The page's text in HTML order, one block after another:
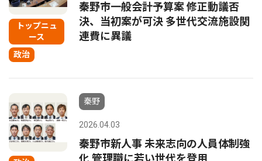
トップニュ
ース
政治
秦野市一般会計予算案 修正動議否
決、当初案が可決 多世代交流施設関
連費に異議
秦野
2026.04.03
秦野市新人事 未来志向の人員体制強
化 管理職に若い世代を登用